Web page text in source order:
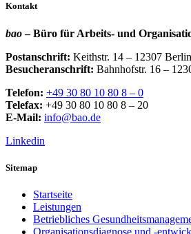
Kontakt
bao– Büro für Arbeits- und
Postanschrift: Keithstr. 14 – 12307 Berlin
Besucheranschrift: Bahnhofstr. 16 –
Telefon: +49 30 80 10 80 8 – 0
Telefax: +49 30 80 10 80 8 – 20
E-Mail: info@bao.de
Linkedin
Sitemap
Startseite
Leistungen
Betriebliches
Organisationsdiagnose und -